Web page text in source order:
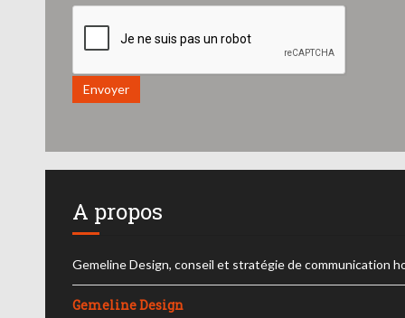
Envoyer
A propos
Gemeline Design, conseil et stratégie de communication
Gemeline Design